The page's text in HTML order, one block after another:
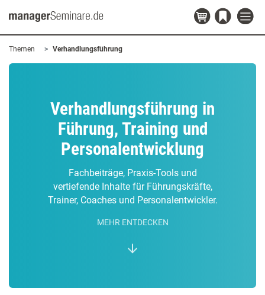
Themen Verhandlungsführung
Verhandlungsführung in
Führung, Training und
Personalentwicklung
Fachbeiträge, Praxis-Tools und
vertiefende Inhalte für Führungskräfte,
Trainer, Coaches und Personalentwickler.
MEHR ENTDECKEN